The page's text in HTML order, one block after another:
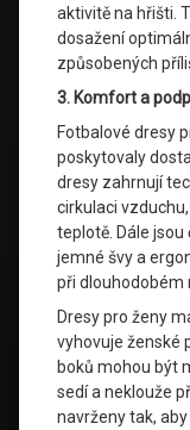
aktivitě na hřišti.
dosažení
způsobených
3. Komfort a
Fotbalové dresy
poskytovaly
dresy zahrnují
cirkulaci
teplotě. Dále
jemné švy a
při dlouhodobém
Dresy pro ženy
vyhovuje ženské
boků mohou být
sedí a neklouže
navrženy tak,